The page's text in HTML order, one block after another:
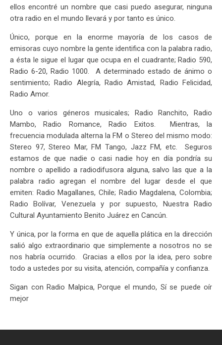
ellos encontré un nombre que casi puedo asegurar, ninguna
otra radio en el mundo llevará y por tanto es único.
Único, porque en la enorme mayoría de los casos de
emisoras cuyo nombre la gente identifica con la palabra radio,
a ésta le sigue el lugar que ocupa en el cuadrante; Radio 590,
Radio 6-20, Radio 1000. A determinado estado de ánimo o
sentimiento; Radio Alegría, Radio Amistad, Radio Felicidad,
Radio Amor.
Uno o varios géneros musicales; Radio Ranchito, Radio
Mambo, Radio Romance, Radio Exitos. Mientras, la
frecuencia modulada alterna la FM o Stereo del mismo modo:
Stereo 97, Stereo Mar, FM Tango, Jazz FM, etc. Seguros
estamos de que nadie o casi nadie hoy en día pondría su
nombre o apellido a radiodifusora alguna, salvo las que a la
palabra radio agregan el nombre del lugar desde el que
emiten: Radio Magallanes, Chile; Radio Magdalena, Colombia;
Radio Bolívar, Venezuela y por supuesto, Nuestra Radio
Cultural Ayuntamiento Benito Juárez en Cancún.
Y única, por la forma en que de aquella plática en la dirección
salió algo extraordinario que simplemente a nosotros no se
nos habría ocurrido. Gracias a ellos por la idea, pero sobre
todo a ustedes por su visita, atención, compañía y confianza.
Sigan con Radio Malpica, Porque el mundo, Sí se puede oír
mejor